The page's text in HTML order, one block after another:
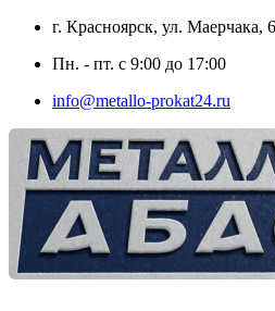
г. Красноярск, ул. Маерчака,
Пн. - пт. с 9:00 до 17:00
info@metallo-prokat24.ru